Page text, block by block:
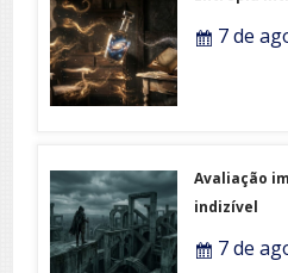
7 de
Avaliação
indizível
7 de